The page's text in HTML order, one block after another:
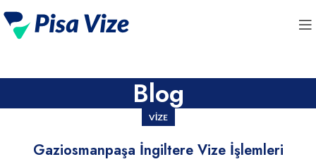
Blog
VIZE
Gaziosmanpaşa İngiltere Vize İşlemleri